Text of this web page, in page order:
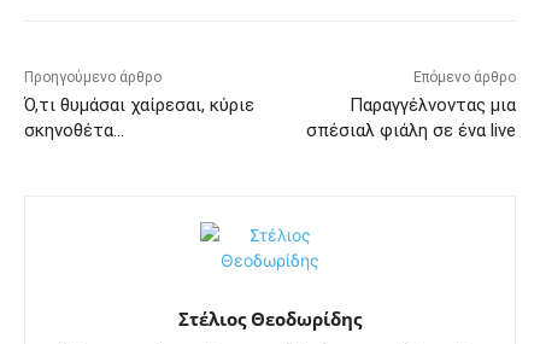
Προηγούμενο άρθρο
Ό,τι θυμάσαι χαίρεσαι, κύριε
σκηνοθέτα…
Επόμενο άρθρο
Παραγγέλνοντας μια
σπέσιαλ φιάλη σε ένα live
Στέλιος Θεοδωρίδης